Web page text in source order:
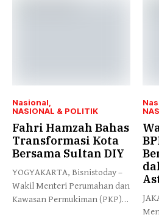
Nasional
NASIONAL & POLITIK
Fahri Hamzah Bahas
Transformasi Kota
Bersama Sultan DIY
YOGYAKARTA, Bisnistoday –
Wakil Menteri Perumahan dan
Kawasan Permukiman (PKP)